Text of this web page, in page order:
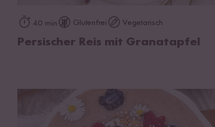
zum Rezept
40 min Glutenfrei Vegetarisch
Persischer Reis mit Granatapfel